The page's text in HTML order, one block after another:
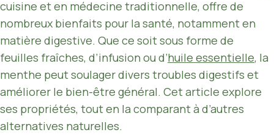
cuisine et en médecine traditionnelle, offre de
nombreux bienfaits pour la santé, notamment en
matière digestive. Que ce soit sous forme de
feuilles fraîches, d’infusion ou d’huile essentielle, la
menthe peut soulager divers troubles digestifs et
améliorer le bien-être général. Cet article explore
ses propriétés, tout en la comparant à d’autres
alternatives naturelles.